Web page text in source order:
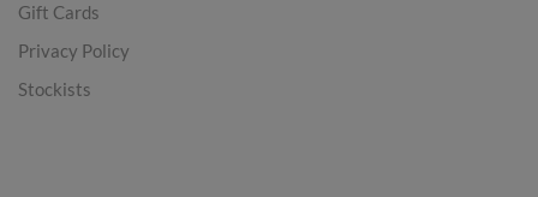
Gift Cards
Privacy Policy
Stockists